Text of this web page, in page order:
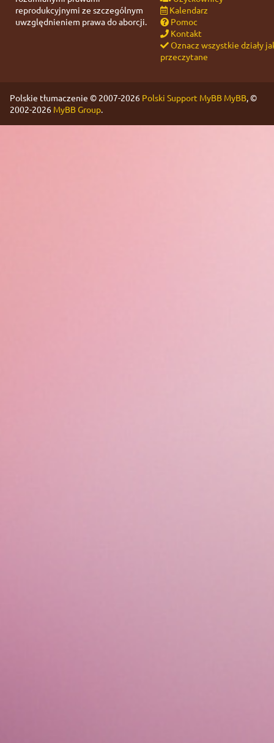
reprodukcyjnymi ze szczególnym
uwzględnieniem prawa do aborcji.
Kalendarz
Pomoc
Kontakt
Oznacz wszystkie działy
przeczytane
Polskie tłumaczenie © 2007-2026 Polski Support MyBB MyBB, ©
2002-2026 MyBB Group.